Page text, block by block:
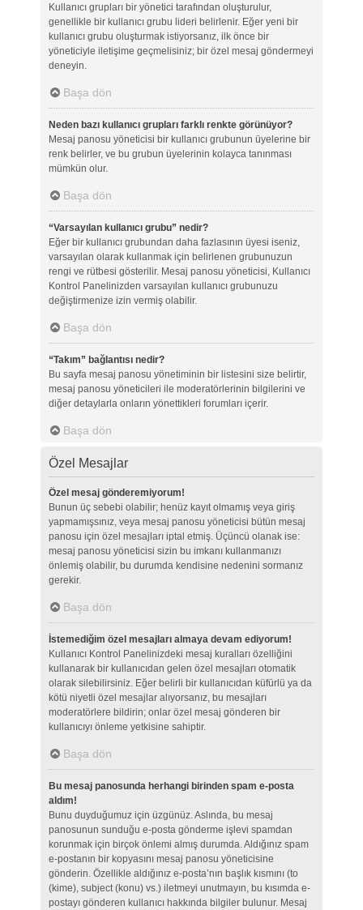
Kullanıcı grupları bir yönetici tarafından oluşturulur,
genellikle bir kullanıcı grubu lideri belirlenir. Eğer yeni bir
kullanıcı grubu oluşturmak istiyorsanız, ilk önce bir
yöneticiyle iletişime geçmelisiniz; bir özel mesaj göndermeyi
deneyin.
Başa dön
Neden bazı kullanıcı grupları farklı renkte görünüyor?
Mesaj panosu yöneticisi bir kullanıcı grubunun üyelerine bir
renk belirler, ve bu grubun üyelerinin kolayca tanınması
mümkün olur.
Başa dön
“Varsayılan kullanıcı grubu” nedir?
Eğer bir kullanıcı grubundan daha fazlasının üyesi iseniz,
varsayılan olarak kullanmak için belirlenen grubunuzun
rengi ve rütbesi gösterilir. Mesaj panosu yöneticisi, Kullanıcı
Kontrol Panelinizden varsayılan kullanıcı grubunuzu
değiştirmenize izin vermiş olabilir.
Başa dön
“Takım” bağlantısı nedir?
Bu sayfa mesaj panosu yönetiminin bir listesini size belirtir,
mesaj panosu yöneticileri ile moderatörlerinin bilgilerini ve
diğer detaylarla onların yönettikleri forumları içerir.
Başa dön
Özel Mesajlar
Özel mesaj gönderemiyorum!
Bunun üç sebebi olabilir; henüz kayıt olmamış veya giriş
yapmamışsınız, veya mesaj panosu yöneticisi bütün mesaj
panosu için özel mesajları iptal etmiş. Üçüncü olanak ise:
mesaj panosu yöneticisi sizin bu imkanı kullanmanızı
önlemiş olabilir, bu durumda kendisine nedenini sormanız
gerekir.
Başa dön
İstemediğim özel mesajları almaya devam ediyorum!
Kullanıcı Kontrol Panelinizdeki mesaj kuralları özelliğini
kullanarak bir kullanıcıdan gelen özel mesajları otomatik
olarak silebilirsiniz. Eğer belirli bir kullanıcıdan küfürlü ya da
kötü niyetli özel mesajlar alıyorsanız, bu mesajları
moderatörlere bildirin; onlar özel mesaj gönderen bir
kullanıcıyı önleme yetkisine sahiptir.
Başa dön
Bu mesaj panosunda herhangi birinden spam e-posta
aldım!
Bunu duyduğumuz için üzgünüz. Aslında, bu mesaj
panosunun sunduğu e-posta gönderme işlevi spamdan
korunmak için birçok önlemi almış durumda. Aldığınız spam
e-postanın bir kopyasını mesaj panosu yöneticisine
gönderin. Özellikle aldığınız e-posta’nın başlık kısmını (to
(kime), subject (konu) vs.) iletmeyi unutmayın, bu kısımda e-
postayı gönderen kullanıcı hakkında bilgiler bulunur. Mesaj